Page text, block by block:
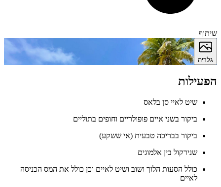
שיתוף
גלריה
הפעילות
שיט לאיי סן בלאס
ביקור בשני איים פופולריים וחופים בתוליים
ביקור בבריכה טבעית (אי ששקע)
שנירקול בין אלמוגים
כולל הסעות הלוך ושוב ושיט לאיים וכן כולל את המס הכניסה
לאיים